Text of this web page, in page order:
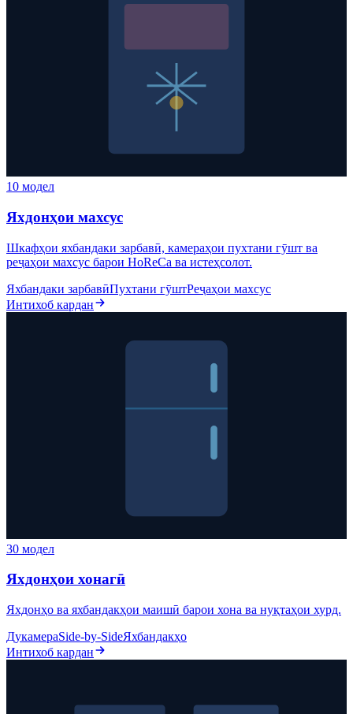
10 модел
Яхдонҳои махсус
Шкафҳои яхбандаки зарбавӣ, камераҳои пухтани гӯшт ва
реҷаҳои махсус барои HoReCa ва истеҳсолот.
Яхбандаки зарбавӣПухтани гӯштРеҷаҳои махсус
Интихоб кардан
30 модел
Яхдонҳои хонагӣ
Яхдонҳо ва яхбандакҳои маишӣ барои хона ва нуқтаҳои хурд.
ДукамераSide-by-SideЯхбандакҳо
Интихоб кардан